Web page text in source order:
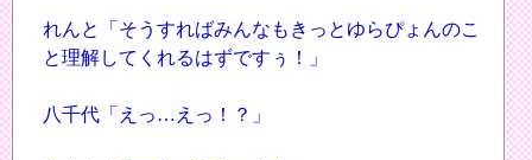
れんと「そうすればみんなもきっとゆらぴょんのこ
と理解してくれるはずですぅ！」
八千代「えっ…えっ！？」